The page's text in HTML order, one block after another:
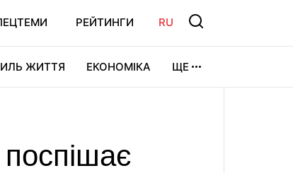
РЕЙТИНГИ RU
ЖИТТЯ ЕКОНОМІКА ЩЕ